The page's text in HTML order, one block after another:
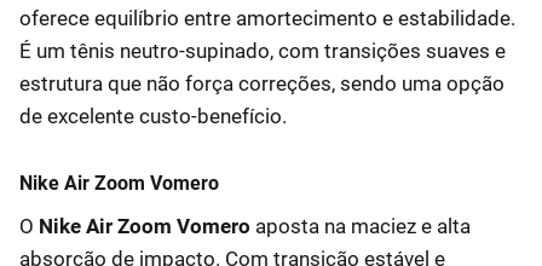
oferece equilíbrio entre amortecimento e estabilidade.
É um tênis neutro-supinado, com transições suaves e
estrutura que não força correções, sendo uma opção
de excelente custo-benefício.
Nike Air Zoom Vomero
O Nike Air Zoom Vomero aposta na maciez e alta
absorção de impacto. Com transição estável e